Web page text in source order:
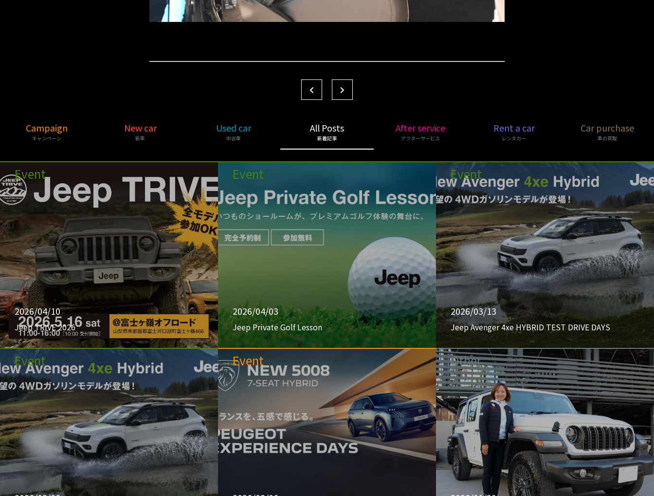
Campaign
キャンペーン
New car
新車
Used car
中古車
All Posts
新着記事
After service
アフターサービス
Rent a car
レンタカー
Car purchase
車の買取
Event
2026/04/10
Jeep TRIVE 2026
Event
2026/04/03
Jeep Private Golf Lesson
Event
2026/03/13
Jeep Avenger 4xe HYBRID TEST DRIVE DAYS
Event Event Other